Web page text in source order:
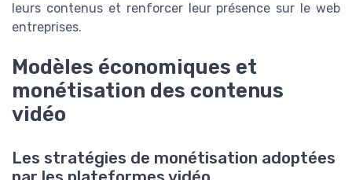
leurs contenus et renforcer leur présence sur le web
entreprises.
Modèles économiques et
monétisation des contenus
vidéo
Les stratégies de monétisation adoptées